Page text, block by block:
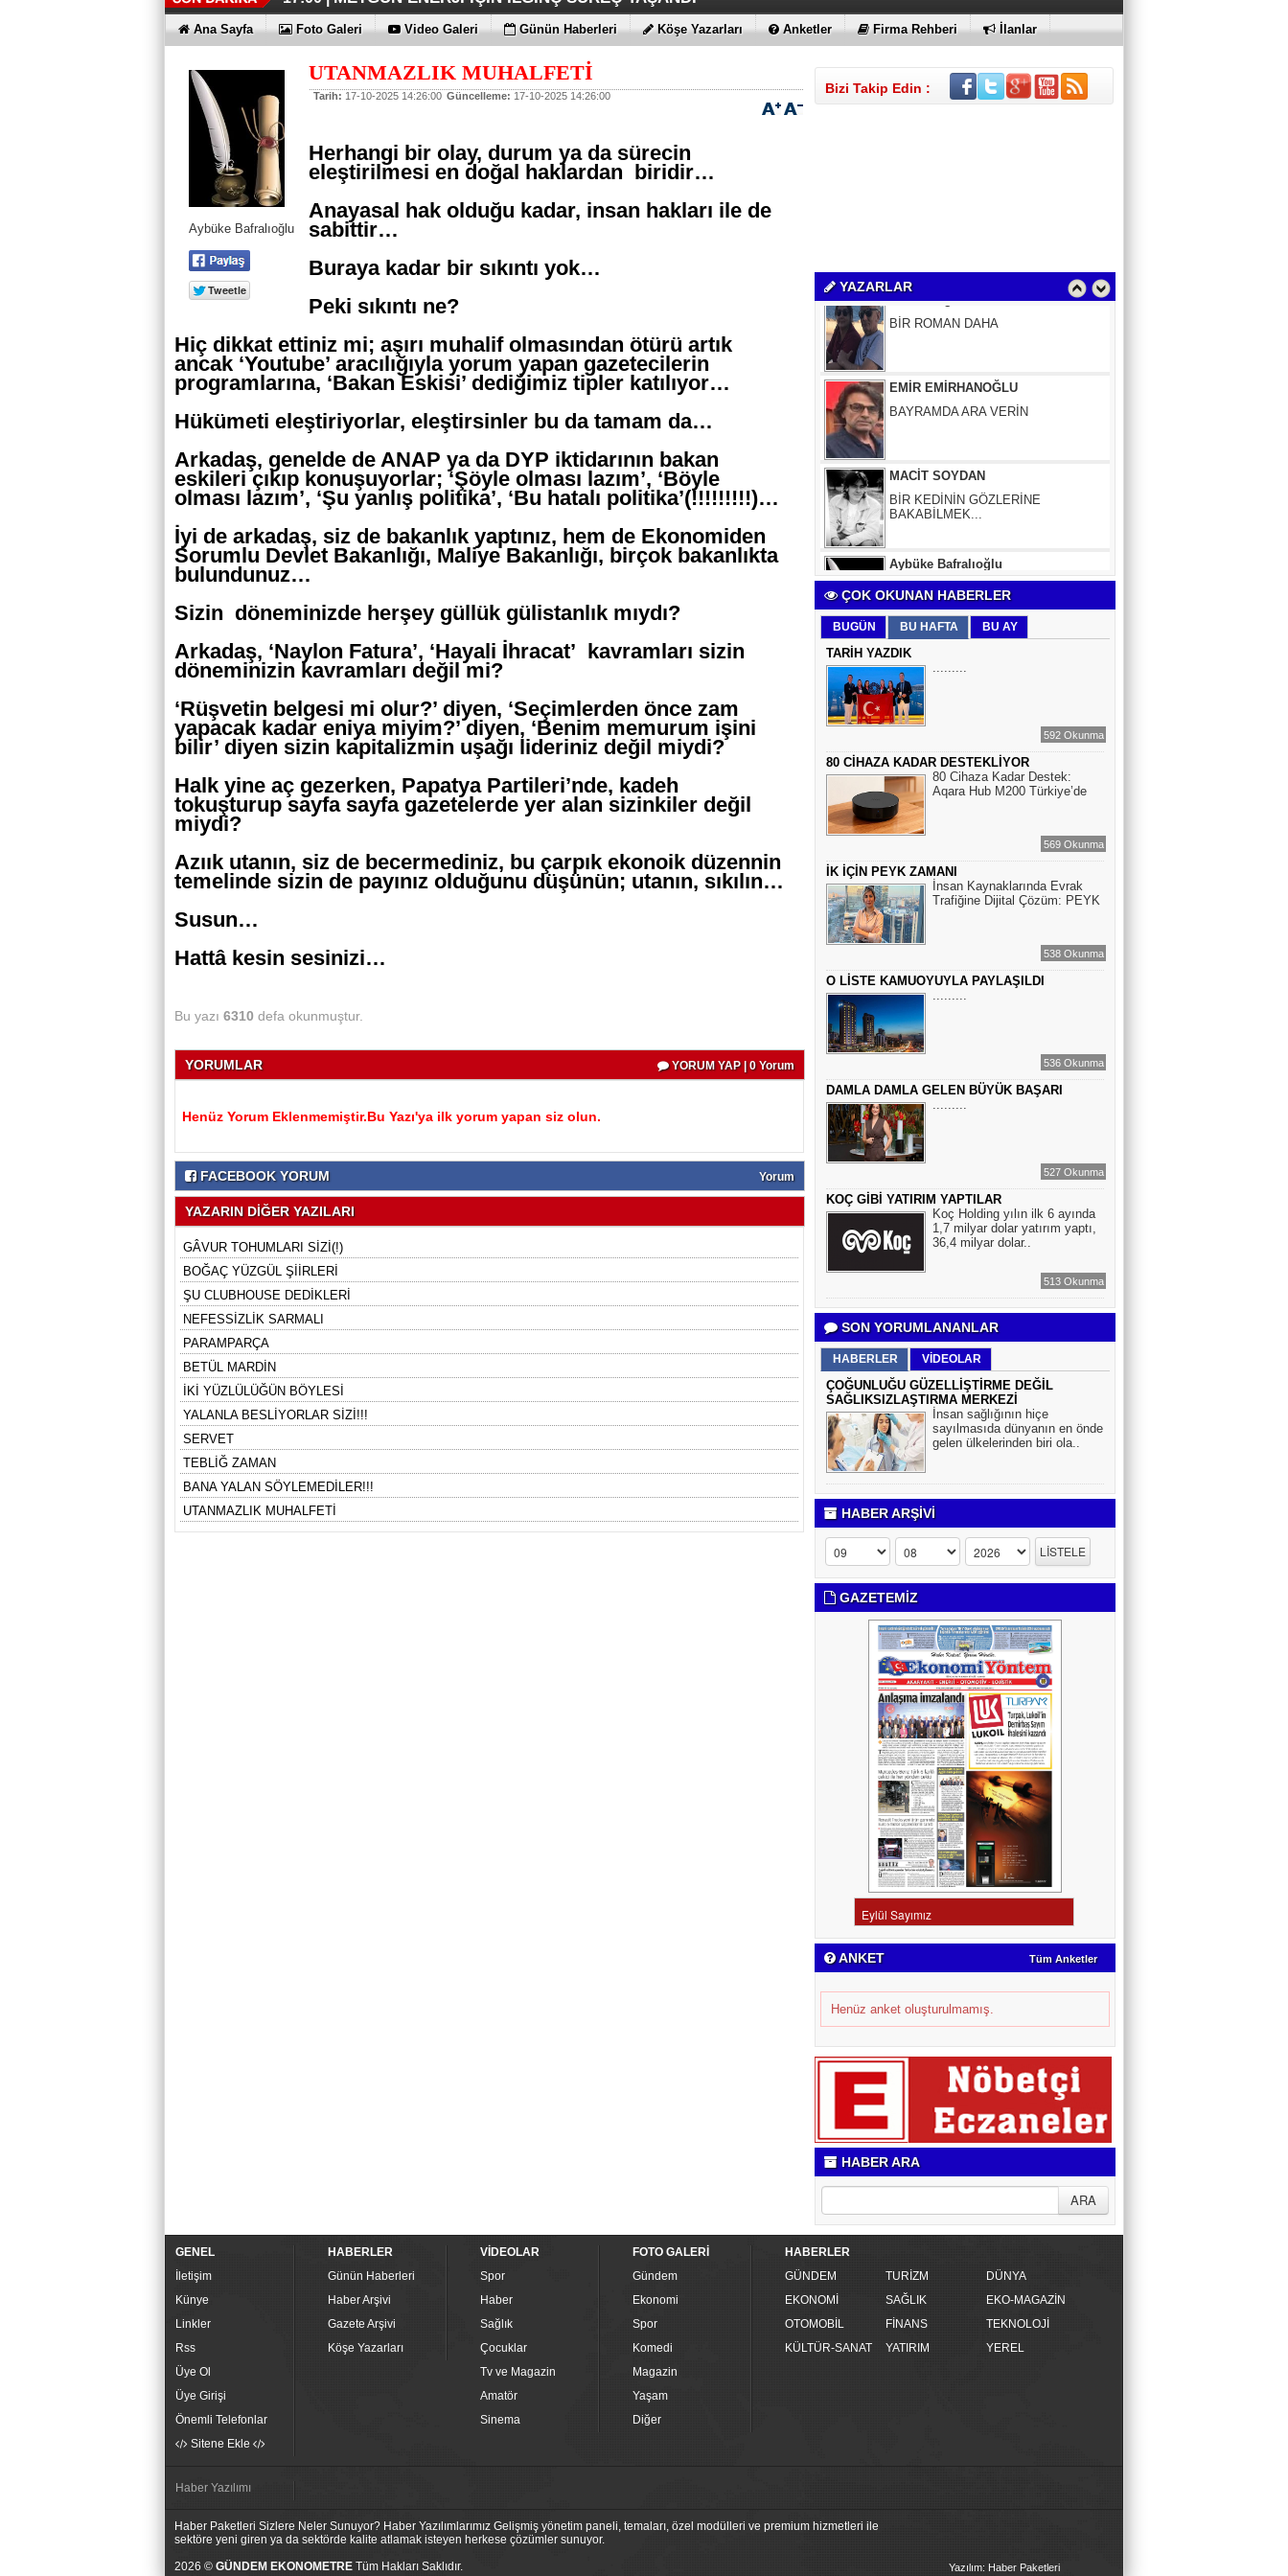
12:17 |THY REKOR KIRMAYI SEVİYOR
12:02 |ÖZEL FİYATLARLA GELDİLER
11:56 |İŞTE HONOR MAGIC V6
11:53 |TECNO'DA YENİLİKLER VAR
Ana Sayfa Foto Galeri Video Galeri Günün Haberleri Köşe Yazarları Anketler Firma Rehberi İlanlar
Aybüke Bafralıoğlu
UTANMAZLIK MUHALFETİ
Tarih: 17-10-2025 14:26:00 Güncelleme: 17-10-2025 14:26:00
Herhangi bir olay, durum ya da sürecin
eleştirilmesi en doğal haklardan biridir…
Anayasal hak olduğu kadar, insan hakları ile de
sabittir…
Buraya kadar bir sıkıntı yok…
Peki sıkıntı ne?
Hiç dikkat ettiniz mi; aşırı muhalif olmasından ötürü artık
ancak ‘Youtube’ aracılığıyla yorum yapan gazetecilerin
programlarına, ‘Bakan Eskisi’ dediğimiz tipler katılıyor…
Hükümeti eleştiriyorlar, eleştirsinler bu da tamam da…
Arkadaş, genelde de ANAP ya da DYP iktidarının bakan
eskileri çıkıp konuşuyorlar; ‘Şöyle olması lazım’, ‘Böyle
olması lazım’, ‘Şu yanlış politika’, ‘Bu hatalı politika’(!!!!!!!!!)…
İyi de arkadaş, siz de bakanlık yaptınız, hem de Ekonomiden
Sorumlu Devlet Bakanlığı, Maliye Bakanlığı, birçok bakanlıkta
bulundunuz…
Sizin döneminizde herşey güllük gülistanlık mıydı?
Arkadaş, ‘Naylon Fatura’, ‘Hayali İhracat’ kavramları sizin
döneminizin kavramları değil mi?
‘Rüşvetin belgesi mi olur?’ diyen, ‘Seçimlerden önce zam
yapacak kadar eniya miyim?’ diyen, ‘Benim memurum işini
bilir’ diyen sizin kapitalizmin uşağı lideriniz değil miydi?
Halk yine aç gezerken, Papatya Partileri’nde, kadeh
tokuşturup sayfa sayfa gazetelerde yer alan sizinkiler değil
miydi?
Azıık utanın, siz de becermediniz, bu çarpık ekonoik düzennin
temelinde sizin de payınız olduğunu düşünün; utanın, sıkılın…
Susun…
Hattâ kesin sesinizi…
Bu yazı 6310 defa okunmuştur.
YORUMLAR YORUM YAP | 0 Yorum
Henüz Yorum Eklenmemiştir.Bu Yazı'ya ilk yorum yapan siz olun.
FACEBOOK YORUM Yorum
YAZARIN DİĞER YAZILARI
GÂVUR TOHUMLARI SİZİ(!)
BOĞAÇ YÜZGÜL ŞİİRLERİ
ŞU CLUBHOUSE DEDİKLERİ
NEFESSİZLİK SARMALI
PARAMPARÇA
BETÜL MARDİN
İKİ YÜZLÜLÜĞÜN BÖYLESİ
YALANLA BESLİYORLAR SİZİ!!!
SERVET
TEBLİĞ ZAMAN
BANA YALAN SÖYLEMEDİLER!!!
UTANMAZLIK MUHALFETİ
Bizi Takip Edin :
YAZARLAR
EMİR EMİRHANOĞLU
MACİT SOYDAN
Aybüke Bafralıoğlu
BOĞAÇ YÜZGÜL
TURİZM VE EĞİTİM
Mr.Hiko...
KORKU VE ŞÜPHE
DÜŞMANLARINIZDIR...
Çiğdem Yorgancıoğlu
İkilikli ve İkircikli Tabiat Diyalektiğinde
Mobius Spiral Mucizeler, Akış ve Doğa
Döngüsünün Bilgeliği...
BİR ROMAN DAHA
EMİR EMİRHANOĞLU
MACİT SOYDAN
BİR KEDİNİN GÖZLERİNE
ÇOK OKUNAN HABERLER
BUGÜN BU HAFTA BU AY
TARİH YAZDIK
.........
592 Okunma
80 CİHAZA KADAR DESTEKLİYOR
80 Cihaza Kadar Destek:
Aqara Hub M200 Türkiye’de
569 Okunma
İK İÇİN PEYK ZAMANI
İnsan Kaynaklarında Evrak
Trafiğine Dijital Çözüm: PEYK
538 Okunma
O LİSTE KAMUOYUYLA PAYLAŞILDI
.........
536 Okunma
DAMLA DAMLA GELEN BÜYÜK BAŞARI
.........
527 Okunma
KOÇ GİBİ YATIRIM YAPTILAR
Koç Holding yılın ilk 6 ayında
1,7 milyar dolar yatırım yaptı,
36,4 milyar dolar..
513 Okunma
SON YORUMLANANLAR
HABERLER VİDEOLAR
ÇOĞUNLUĞU GÜZELLİŞTİRME DEĞİL
SAĞLIKSIZLAŞTIRMA MERKEZİ
İnsan sağlığının hiçe
sayılmasıda dünyanın en önde
gelen ülkelerinden biri ola..
HABER ARŞİVİ
GAZETEMİZ
ANKET Tüm Anketler
Henüz anket oluşturulmamış.
HABER ARA
GENEL
İletişim
Künye
Linkler
Rss
Üye Ol
Üye Girişi
Önemli Telefonlar
Sitene Ekle
HABERLER
Günün Haberleri
Haber Arşivi
Gazete Arşivi
Köşe Yazarları
VİDEOLAR
Spor
Haber
Sağlık
Çocuklar
Tv ve Magazin
Amatör
Sinema
FOTO GALERİ
Gündem
Ekonomi
Spor
Komedi
Magazin
Yaşam
Diğer
HABERLER
GÜNDEM
TURİZM
DÜNYA
EKONOMİ
SAĞLIK
EKO-MAGAZİN
OTOMOBİL
FİNANS
TEKNOLOJİ
KÜLTÜR-SANAT
YATIRIM YEREL
Haber Yazılımı
Haber Paketleri Sizlere Neler Sunuyor? Haber Yazılımlarımız Gelişmiş yönetim paneli, temaları, özel modülleri ve premium hizmetleri ile
sektöre yeni giren ya da sektörde kalite atlamak isteyen herkese çözümler sunuyor.
2026 © GÜNDEM EKONOMETRE Tüm Hakları Saklıdır. Yazılım: Haber Paketleri